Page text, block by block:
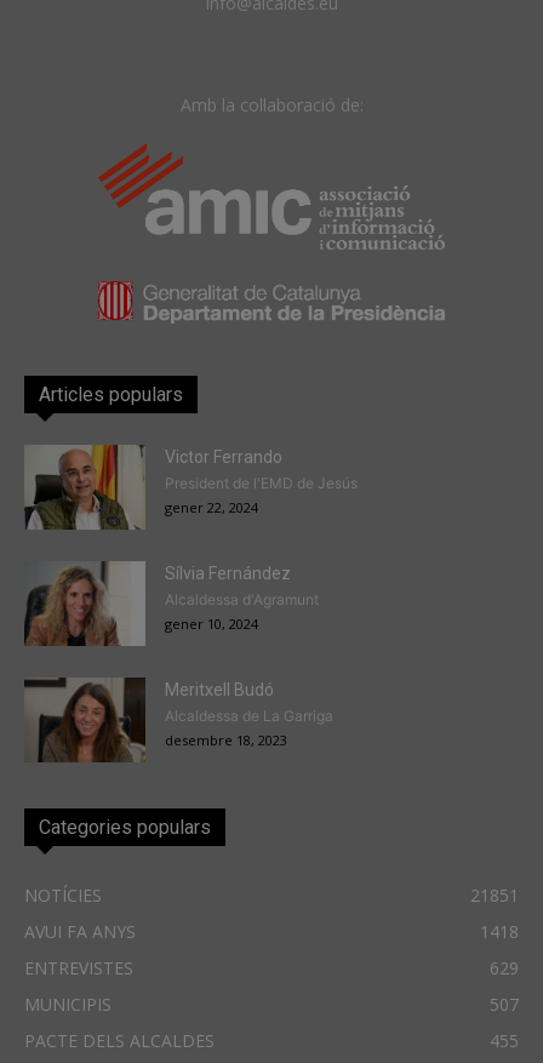
Amb la col·laboració de:
Articles populars
Victor Ferrando
President de l'EMD de Jesús
gener 22, 2024
Sílvia Fernández
Alcaldessa d'Agramunt
gener 10, 2024
Meritxell Budó
Alcaldessa de La Garriga
desembre 18, 2023
Categories populars
NOTÍCIES
21851
AVUI FA ANYS
1418
ENTREVISTES
629
MUNICIPIS
507
PACTE DELS ALCALDES
455